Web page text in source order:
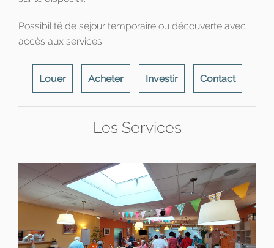
Possibilité de séjour temporaire ou découverte avec
accès aux services.
Louer Acheter Investir Contact
Les Services